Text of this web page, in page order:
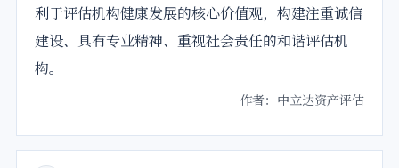
利于评估机构健康发展的核心价值观，构建注重诚信
建设、具有专业精神、重视社会责任的和谐评估机
构。
作者：中立达资产评估